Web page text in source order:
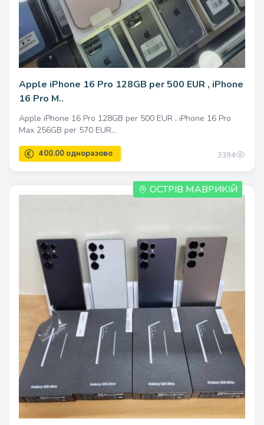
Apple iPhone 16 Pro 128GB per 500 EUR , iPhone
16 Pro M..
Apple iPhone 16 Pro 128GB per 500 EUR , iPhone 16 Pro
Max 256GB per 570 EUR...
400.00 одноразово
3394
ОСТРІВ МАВРИКІЙ